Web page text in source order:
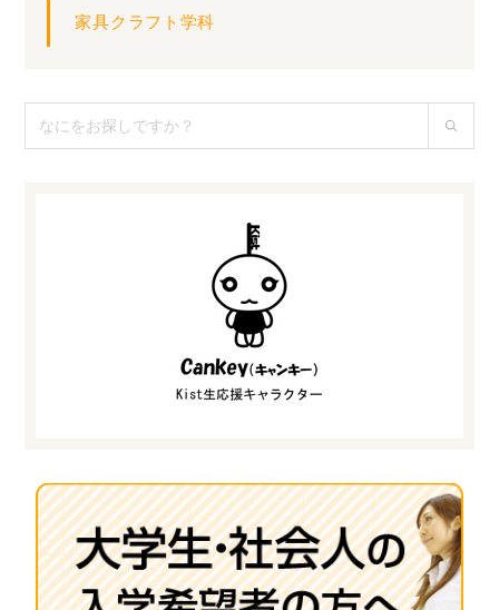
家具クラフト学科